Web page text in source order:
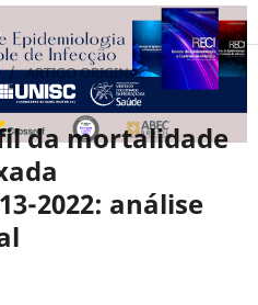
/ ARTIGO ORIGINAL
da mortalidade
2022: análise